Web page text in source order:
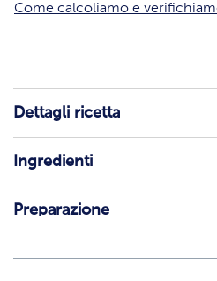
Come calcoliamo e
Dettagli ricetta
Ingredienti
Preparazione